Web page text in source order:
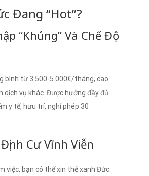
Đang “Hot”?
“Khủng” Và Chế Độ
bình từ 3.500-5.000€/tháng, cao
dịch vụ khác. Được hưởng đầy đủ
y tế, hưu trí, nghỉ phép 30
Cư Vĩnh Viễn
việc, bạn có thể xin thẻ xanh Đức.